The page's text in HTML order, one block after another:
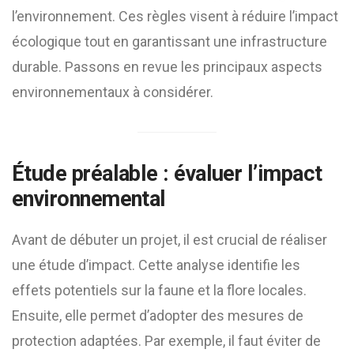
l’environnement. Ces règles visent à réduire l’impact
écologique tout en garantissant une infrastructure
durable. Passons en revue les principaux aspects
environnementaux à considérer.
Étude préalable : évaluer l’impact
environnemental
Avant de débuter un projet, il est crucial de réaliser
une étude d’impact. Cette analyse identifie les
effets potentiels sur la faune et la flore locales.
Ensuite, elle permet d’adopter des mesures de
protection adaptées. Par exemple, il faut éviter de